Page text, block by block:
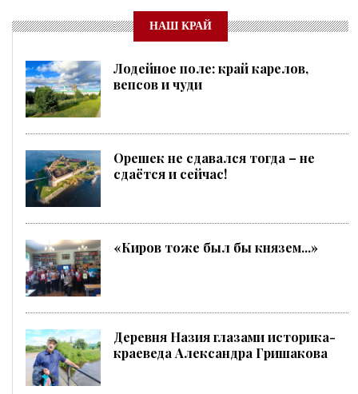
НАШ КРАЙ
Лодейное поле: край карелов,
вепсов и чуди
Орешек не сдавался тогда – не
сдаётся и сейчас!
«Киров тоже был бы князем...»
Деревня Назия глазами историка-
краеведа Александра Гришакова